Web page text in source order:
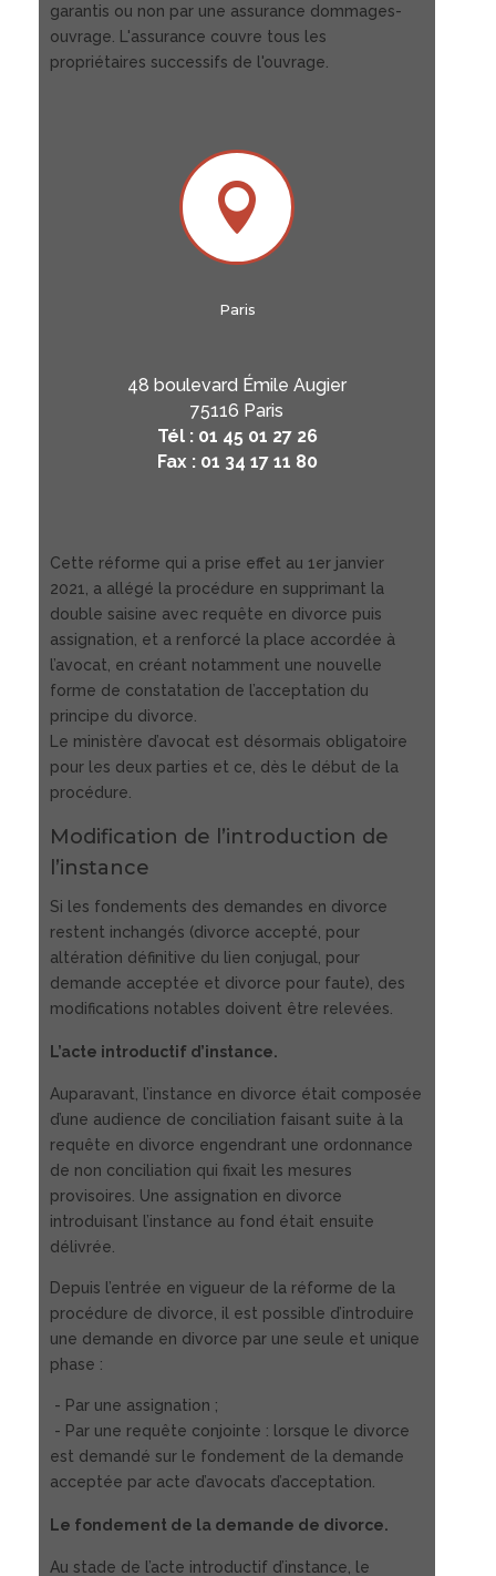
garantis ou non par une assurance dommages-
ouvrage. L'assurance couvre tous les
propriétaires successifs de l'ouvrage.

Paris
48 boulevard Émile Augier
75116 Paris
Tél : 01 45 01 27 26
Fax : 01 34 17 11 80
Cette réforme qui a prise effet au 1er janvier
2021, a allégé la procédure en supprimant la
double saisine avec requête en divorce puis
assignation, et a renforcé la place accordée à
l’avocat, en créant notamment une nouvelle
forme de constatation de l’acceptation du
principe du divorce.
Le ministère d’avocat est désormais obligatoire
pour les deux parties et ce, dès le début de la
procédure.
Modification de l’introduction de
l’instance
Si les fondements des demandes en divorce
restent inchangés (divorce accepté, pour
altération définitive du lien conjugal, pour
demande acceptée et divorce pour faute), des
modifications notables doivent être relevées.
L’acte introductif d’instance.
Auparavant, l’instance en divorce était composée
d’une audience de conciliation faisant suite à la
requête en divorce engendrant une ordonnance
de non conciliation qui fixait les mesures
provisoires. Une assignation en divorce
introduisant l’instance au fond était ensuite
délivrée.
Depuis l’entrée en vigueur de la réforme de la
procédure de divorce, il est possible d’introduire
une demande en divorce par une seule et unique
phase :
- Par une assignation ;
- Par une requête conjointe : lorsque le divorce
est demandé sur le fondement de la demande
acceptée par acte d’avocats d’acceptation.
Le fondement de la demande de divorce.
Au stade de l’acte introductif d’instance, le